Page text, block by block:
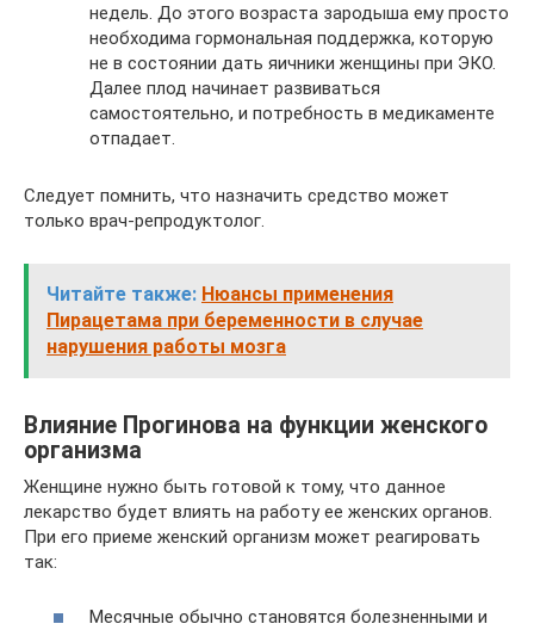
недель. До этого возраста зародыша ему просто
необходима гормональная поддержка, которую
не в состоянии дать яичники женщины при ЭКО.
Далее плод начинает развиваться
самостоятельно, и потребность в медикаменте
отпадает.
Следует помнить, что назначить средство может
только врач-репродуктолог.
Читайте также: Нюансы применения
Пирацетама при беременности в случае
нарушения работы мозга
Влияние Прогинова на функции женского
организма
Женщине нужно быть готовой к тому, что данное
лекарство будет влиять на работу ее женских органов.
При его приеме женский организм может реагировать
так:
Месячные обычно становятся болезненными и